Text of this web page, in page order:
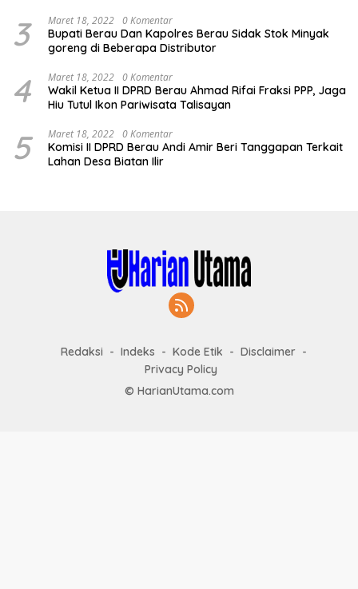
3 Maret 18, 2022 0 Komentar
Bupati Berau Dan Kapolres Berau Sidak Stok Minyak
goreng di Beberapa Distributor
4 Maret 18, 2022 0 Komentar
Wakil Ketua II DPRD Berau Ahmad Rifai Fraksi PPP, Jaga
Hiu Tutul Ikon Pariwisata Talisayan
5 Maret 18, 2022 0 Komentar
Komisi II DPRD Berau Andi Amir Beri Tanggapan Terkait
Lahan Desa Biatan Ilir
Redaksi Indeks Kode Etik
Disclaimer
Privacy Policy
© HarianUtama.com